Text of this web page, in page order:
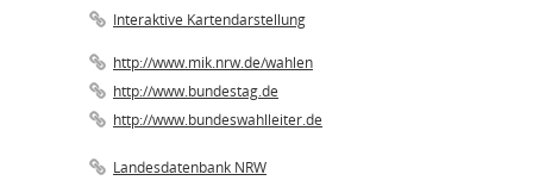
Interaktive Kartendarstellung
http://www.mik.nrw.de/wahlen
http://www.bundestag.de
http://www.bundeswahlleiter.de
Landesdatenbank NRW